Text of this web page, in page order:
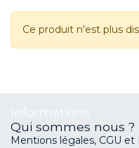
Ce produit n'est plus
Qui sommes nous ?
Mentions légales, CGU et